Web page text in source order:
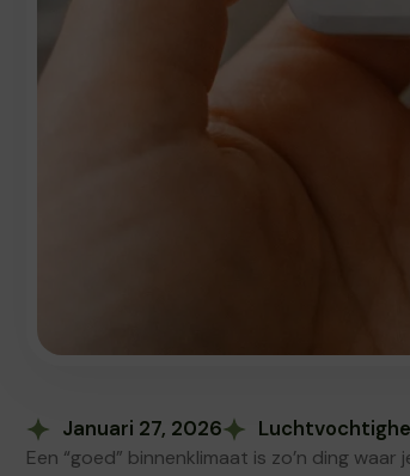
Januari 27, 2026
Een “goed” binnenklimaat is zo’n ding